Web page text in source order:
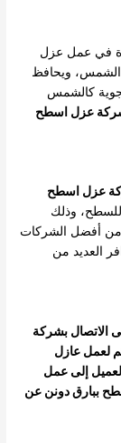
في عمل عزل
الشمس، ويحافظ
كالشمس
عزل اسطح
عزل اسطح
وذلك
من أفضل الشركات
العديد من
الاتصال بشركة
لعمل عازل
إلى عمل
ببارق دونن عن